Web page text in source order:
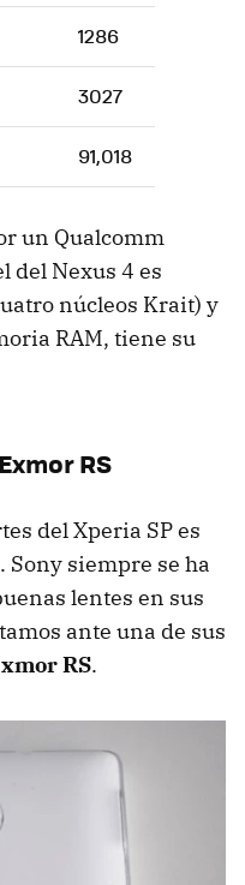
1286
3027
91,018
un Qualcomm
del Nexus 4 es
núcleos Krait) y
RAM, tiene su
RS
del Xperia SP es
Sony siempre se ha
lentes en sus
ante una de sus
RS.